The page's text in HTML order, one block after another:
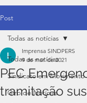
Post
Todas as notícias
Sindicato em Movimento
Giro de Notícias
Todas as notícias
PEC
tramitação
Imprensa SINDPERS
9 de mar. de 2021